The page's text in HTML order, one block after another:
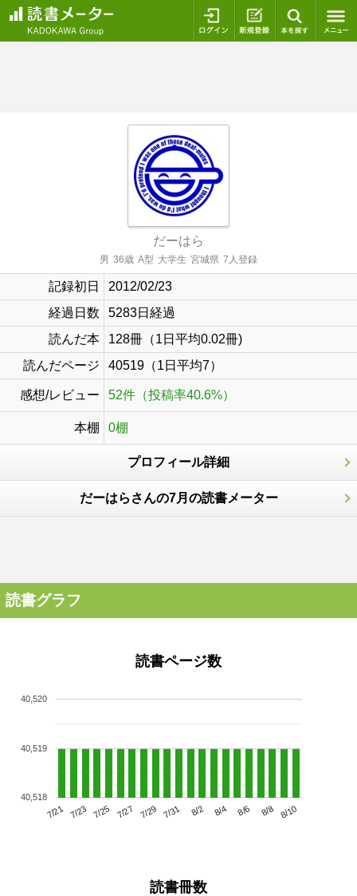
ログイン 新規登録
だーはら
男 36歳 A型 大学生 宮城県 7人登録
記録初日
2012/02/23
経過日数
5283日経過
読んだ本
128冊（1日平均0.02冊)
読んだページ
40519（1日平均7）
感想/レビュー 52件（投稿率40.6%）
本棚 0棚
プロフィール詳細
だーはらさんの7月の読書メーター
読書グラフ
読書ページ数
7/21 7/23 7/25 7/27 7/29 7/31 8/2 8/4 8/6 8/8 8/10
40,518
40,519
40,520
読書冊数